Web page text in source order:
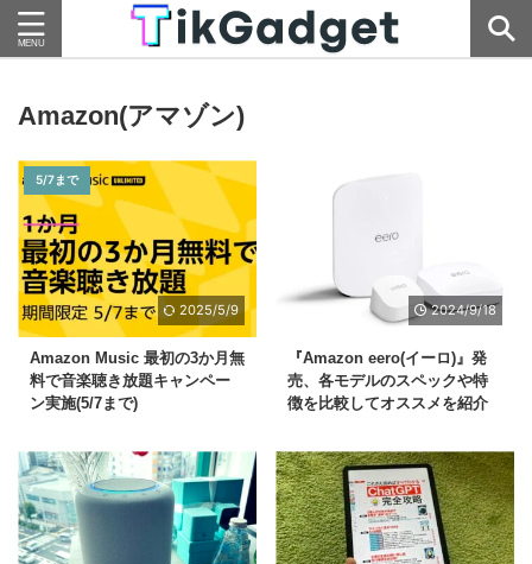
Amazon(アマゾン)
5/7まで
2025/5/9
Amazon Music 最初の3か月無
料で音楽聴き放題キャンペー
ン実施(5/7まで)
2024/9/18
『Amazon eero(イーロ)』発
売、各モデルのスペックや特
徴を比較してオススメを紹介